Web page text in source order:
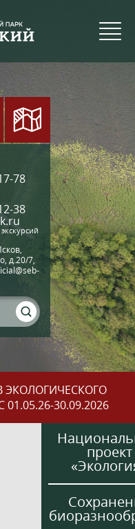
78
38
д.20/7,
ЭКОЛОГИЧЕСКОГО
30.09.2026
проект